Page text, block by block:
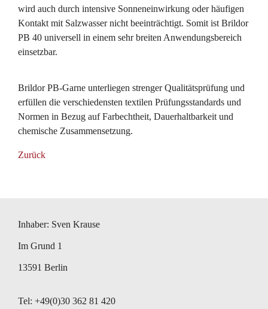
wird auch durch intensive Sonneneinwirkung oder häufigen
Kontakt mit Salzwasser nicht beeinträchtigt. Somit ist Brildor
PB 40 universell in einem sehr breiten Anwendungsbereich
einsetzbar.
Brildor PB-Garne unterliegen strenger Qualitätsprüfung und
erfüllen die verschiedensten textilen Prüfungsstandards und
Normen in Bezug auf Farbechtheit, Dauerhaltbarkeit und
chemische Zusammensetzung.
Zurück
Inhaber: Sven Krause
Im Grund 1
13591 Berlin
Tel: +49(0)30 362 81 420